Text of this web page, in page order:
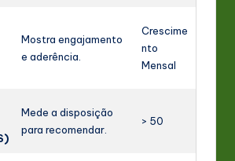
Mostra engajamento
e aderência.
Crescime
nto
Mensal
Mede a disposição
para recomendar.
> 50